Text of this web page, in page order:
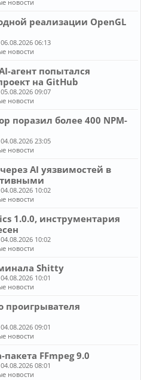
новости
реализации OpenGL
06.08.2026 06:13
новости
агент попытался
на GitHub
05.08.2026 09:07
новости
поразил более 400 NPM-
04.08.2026 23:05
новости
AI уязвимостей в
04.08.2026 10:02
новости
1.0.0, инструментария
04.08.2026 10:02
новости
Shitty
04.08.2026 10:01
новости
проигрывателя
04.08.2026 09:01
новости
FFmpeg 9.0
04.08.2026 08:01
новости